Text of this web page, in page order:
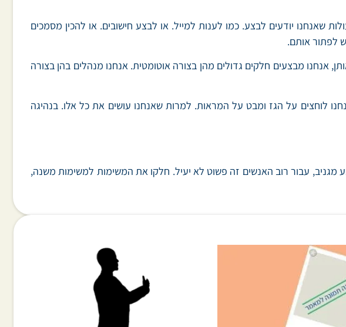
שאנחנו יודעים לבצע. כמו לענות למייל. או לבצע חישובים. או להכין מסמכים
לפתור אותם.
אנחנו מבצעים חלקים גדולים מהן בצורה אוטומטית. אנחנו מנהלים בהן בצורה
לוחצים על הגז ומבט על המראות. למרות שאנחנו עושים את כל אלו. בנהיגה
מגניב, עבור רוב האנשים זה פשוט לא יעיל. חלקו את המשימות למשימות משנה,